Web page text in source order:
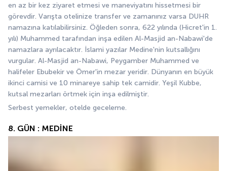
en az bir kez ziyaret etmesi ve maneviyatını hissetmesi bir
görevdir. Varışta otelinize transfer ve zamanınız varsa DUHR
namazına katılabilirsiniz. Öğleden sonra, 622 yılında (Hicret'in 1.
yılı) Muhammed tarafından inşa edilen Al-Masjid an-Nabawi'de
namazlara ayrılacaktır. İslami yazılar Medine'nin kutsallığını
vurgular. Al-Masjid an-Nabawi, Peygamber Muhammed ve
halifeler Ebubekir ve Ömer'in mezar yeridir. Dünyanın en büyük
ikinci camisi ve 10 minareye sahip tek camidir. Yeşil Kubbe,
kutsal mezarları örtmek için inşa edilmiştir.
Serbest yemekler, otelde geceleme.
8. GÜN : MEDİNE